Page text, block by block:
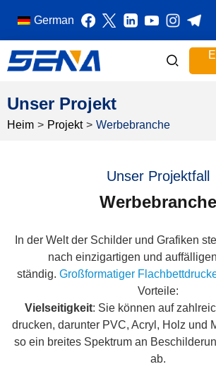
German
Unser Projekt
Heim > Projekt > Werbebranche
Unser Projektfall
Werbebranche
In der Welt der Schilder und Grafiken
nach einzigartigen und
ständig. Großformatiger
Vorteile:
Vielseitigkeit: Sie können auf
drucken, darunter PVC, Acryl, Holz und
so ein breites Spektrum an
ab.